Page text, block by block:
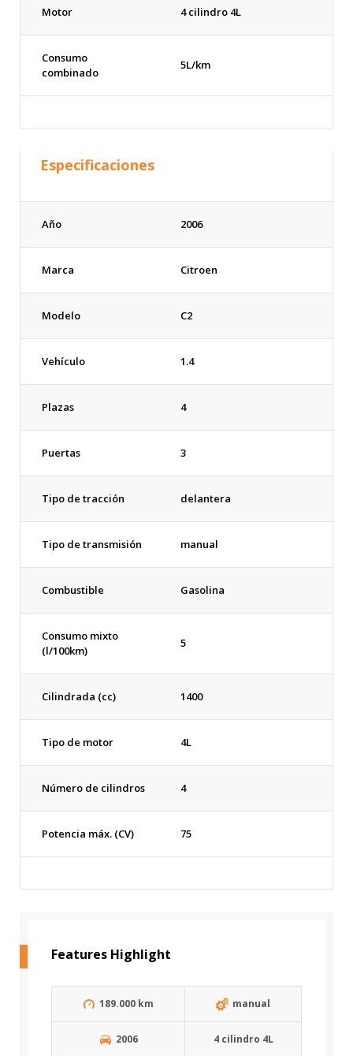
Motor 4 cilindro 4L
Consumo
combinado
5L/km
Especificaciones
Año 2006
Marca Citroen
Modelo C2
Vehículo 1.4
Plazas 4
Puertas 3
Tipo de tracción delantera
Tipo de transmisión manual
Combustible Gasolina
Consumo mixto
(l/100km)
5
Cilindrada (cc) 1400
Tipo de motor 4L
Número de cilindros 4
Potencia máx. (CV) 75
Features Highlight
189.000 km manual
2006 4 cilindro 4L